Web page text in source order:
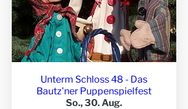
Unterm Schloss 48 - Das
Bautz'ner Puppenspielfest
So., 30. Aug.